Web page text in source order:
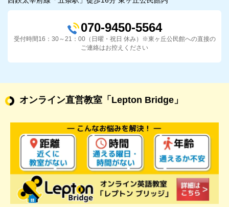
070-9450-5564
受付時間16：30～21：00（日曜・祝日 休み）※東ヶ丘公民館への直接の
ご連絡はお控えください
オンライン直営教室 「Lepton Bridge」